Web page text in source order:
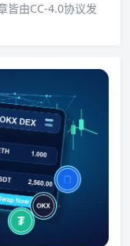
皆由CC-4.0协议发